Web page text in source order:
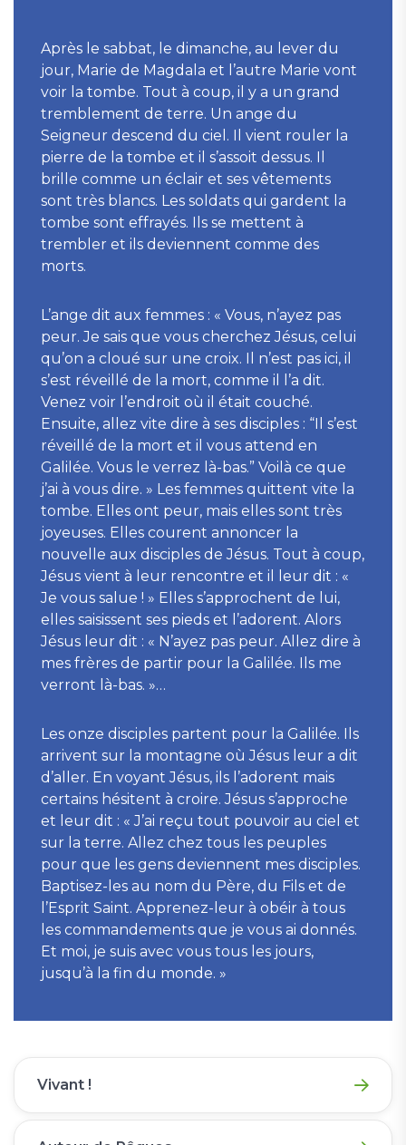
Après le sabbat, le dimanche, au lever du
jour, Marie de Magdala et l’autre Marie vont
voir la tombe. Tout à coup, il y a un grand
tremblement de terre. Un ange du
Seigneur descend du ciel. Il vient rouler la
pierre de la tombe et il s’assoit dessus. Il
brille comme un éclair et ses vêtements
sont très blancs. Les soldats qui gardent la
tombe sont effrayés. Ils se mettent à
trembler et ils deviennent comme des
morts.
L’ange dit aux femmes : « Vous, n’ayez pas
peur. Je sais que vous cherchez Jésus, celui
qu’on a cloué sur une croix. Il n’est pas ici, il
s’est réveillé de la mort, comme il l’a dit.
Venez voir l’endroit où il était couché.
Ensuite, allez vite dire à ses disciples : “Il s’est
réveillé de la mort et il vous attend en
Galilée. Vous le verrez là-bas.” Voilà ce que
j’ai à vous dire. » Les femmes quittent vite la
tombe. Elles ont peur, mais elles sont très
joyeuses. Elles courent annoncer la
nouvelle aux disciples de Jésus. Tout à coup,
Jésus vient à leur rencontre et il leur dit : «
Je vous salue ! » Elles s’approchent de lui,
elles saisissent ses pieds et l’adorent. Alors
Jésus leur dit : « N’ayez pas peur. Allez dire à
mes frères de partir pour la Galilée. Ils me
verront là-bas. »…
Les onze disciples partent pour la Galilée. Ils
arrivent sur la montagne où Jésus leur a dit
d’aller. En voyant Jésus, ils l’adorent mais
certains hésitent à croire. Jésus s’approche
et leur dit : « J’ai reçu tout pouvoir au ciel et
sur la terre. Allez chez tous les peuples
pour que les gens deviennent mes disciples.
Baptisez-les au nom du Père, du Fils et de
l’Esprit Saint. Apprenez-leur à obéir à tous
les commandements que je vous ai donnés.
Et moi, je suis avec vous tous les jours,
jusqu’à la fin du monde. »
Vivant !